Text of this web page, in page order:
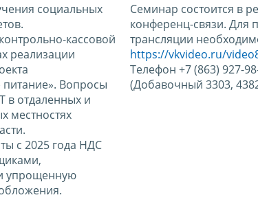
социальных
кассовой
реализации
Вопросы
в отдаленных и
местностях
с 2025 года НДС
упрощенную
Семинар состоится в
конференц-связи. Для
трансляции
https://vkvideo.ru/
Телефон +7 (863) 927-
(Добавочный 3303,